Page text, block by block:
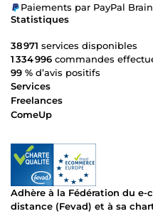
Paiements par PayPal
Statistiques
38 971 services disponibles
1 334 996 commandes
99 % d’avis positifs
Services
Freelances
ComeUp
Adhère à la Fédération du
distance (Fevad) et à sa